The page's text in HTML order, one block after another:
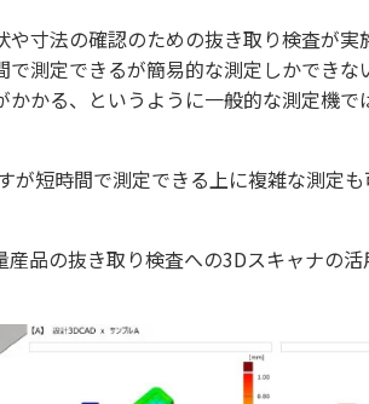
寸法の確認のための抜き取り検査が実
測定できるが簡易的な測定しかできな
かる、というように一般的な測定機で
が短時間で測定できる上に複雑な測定
品の抜き取り検査への3Dスキャナの